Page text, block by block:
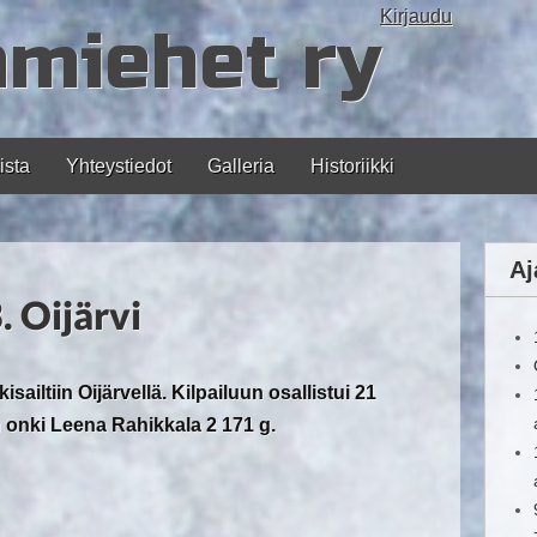
ry
Yhteystiedot Galleria Historiikki
Kirjaudu
Oijärvi
Oijärvellä. Kilpailuun osallistui 21
Leena Rahikkala 2 171 g.